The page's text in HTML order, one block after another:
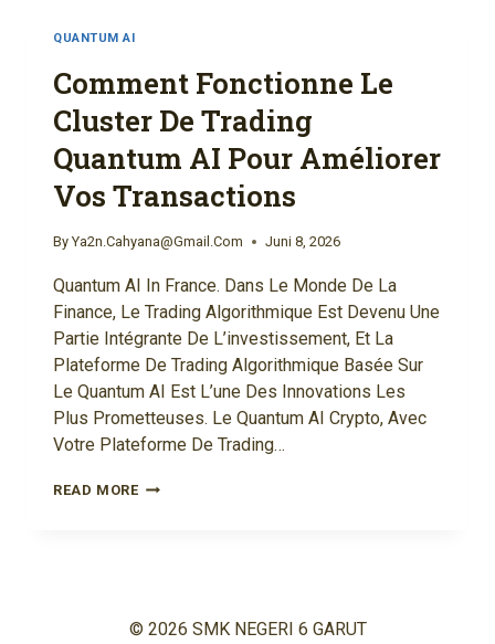
QUANTUM AI
Comment Fonctionne Le
Cluster De Trading
Quantum AI Pour Améliorer
Vos Transactions
By Ya2n.cahyana@gmail.com Juni 8, 2026
Quantum AI In France. Dans Le Monde De La
Finance, Le Trading Algorithmique Est Devenu Une
Partie Intégrante De L’investissement, Et La
Plateforme De Trading Algorithmique Basée Sur
Le Quantum AI Est L’une Des Innovations Les
Plus Prometteuses. Le Quantum AI Crypto, Avec
Votre Plateforme De Trading…
READ MORECOMMENT
TRADING
© 2026 SMK NEGERI 6 GARUT